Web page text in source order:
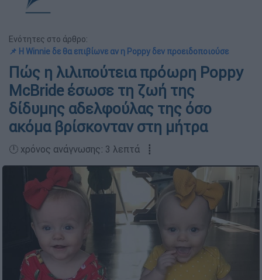
Ενότητες στο άρθρο:
📌 Η Winnie δε θα επιβίωνε αν η Poppy δεν προειδοποιούσε
Πώς η λιλιπούτεια πρόωρη Poppy
McBride έσωσε τη ζωή της
δίδυμης αδελφούλας της όσο
ακόμα βρίσκονταν στη μήτρα
🕛 χρόνος ανάγνωσης: 3 λεπτά ┋